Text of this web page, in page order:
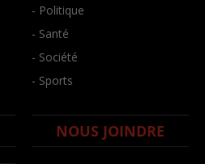
- Politique
- Santé
- Société
- Sports
NOUS JOINDRE